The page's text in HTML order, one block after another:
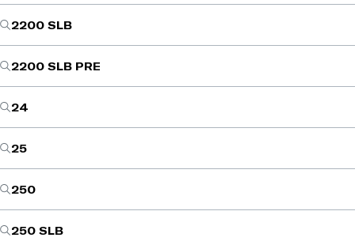
2200 SLB
2200 SLB PRE
24
25
250
250 SLB